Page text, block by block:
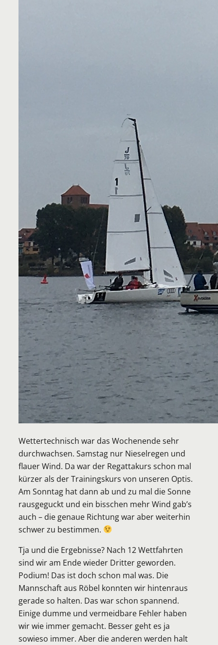
Wettertechnisch war das Wochenende sehr
durchwachsen. Samstag nur Nieselregen und
flauer Wind. Da war der Regattakurs schon mal
kürzer als der Trainingskurs von unseren Optis.
Am Sonntag hat dann ab und zu mal die Sonne
rausgeguckt und ein bisschen mehr Wind gab’s
auch – die genaue Richtung war aber weiterhin
schwer zu bestimmen.
Tja und die Ergebnisse? Nach 12 Wettfahrten
sind wir am Ende wieder Dritter geworden.
Podium! Das ist doch schon mal was. Die
Mannschaft aus Röbel konnten wir hintenraus
gerade so halten. Das war schon spannend.
Einige dumme und vermeidbare Fehler haben
wir wie immer gemacht. Besser geht es ja
sowieso immer. Aber die anderen werden halt